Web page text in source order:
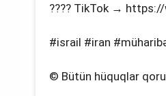
???? TikTok →
#israil #iran
© Bütün hüquqlar